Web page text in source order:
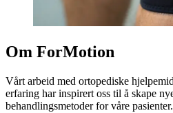
Om ForMotion
Vårt arbeid med ortopediske
erfaring har inspirert oss til å skape
behandlingsmetoder for våre pasienter.